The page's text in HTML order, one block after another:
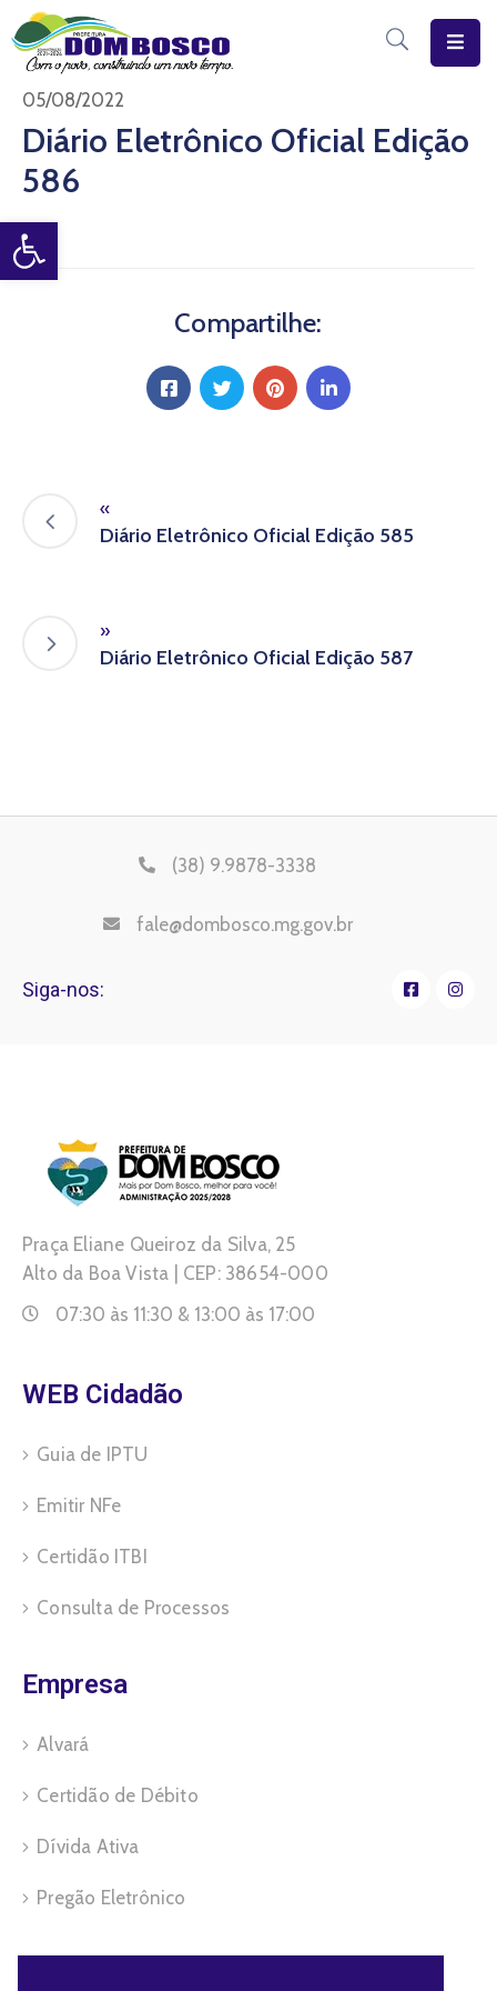
Open toolbar
Início
O
Município
Estrutura
Diário
05/08/2022
Diário Eletrônico Oficial Edição
586
Compartilhe:
«
Diário Eletrônico Oficial Edição 585
»
Diário Eletrônico Oficial Edição 587
(38) 9.9878-3338
fale@dombosco.mg.gov.br
Siga-nos:
Praça Eliane Queiroz da Silva, 25
Alto da Boa Vista | CEP: 38654-000
07:30 às 11:30 & 13:00 às 17:00
WEB Cidadão
Guia de IPTU
Emitir NFe
Certidão ITBI
Consulta de Processos
Empresa
Alvará
Certidão de Débito
Dívida Ativa
Pregão Eletrônico